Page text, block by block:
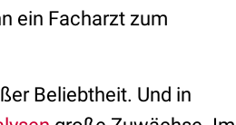
ein Facharzt zum
Beliebtheit. Und in